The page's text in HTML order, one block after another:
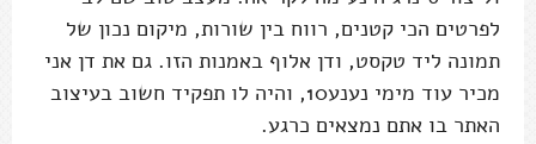
לפרטים הכי קטנים, רווח בין שורות, מיקום נכון של
תמונה ליד טקסט, ודן אלוף באמנות הזו. גם את דן אני
מכיר עוד מימי נענע10, והיה לו תפקיד חשוב בעיצוב
האתר בו אתם נמצאים כרגע.